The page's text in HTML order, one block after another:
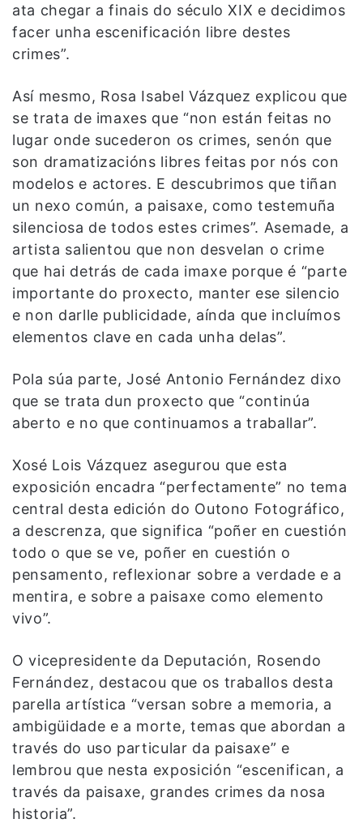
ata chegar a finais do século XIX e decidimos
facer unha escenificación libre destes
crimes”.
Así mesmo, Rosa Isabel Vázquez explicou que
se trata de imaxes que “non están feitas no
lugar onde sucederon os crimes, senón que
son dramatizacións libres feitas por nós con
modelos e actores. E descubrimos que tiñan
un nexo común, a paisaxe, como testemuña
silenciosa de todos estes crimes”. Asemade, a
artista salientou que non desvelan o crime
que hai detrás de cada imaxe porque é “parte
importante do proxecto, manter ese silencio
e non darlle publicidade, aínda que incluímos
elementos clave en cada unha delas”.
Pola súa parte, José Antonio Fernández dixo
que se trata dun proxecto que “continúa
aberto e no que continuamos a traballar”.
Xosé Lois Vázquez asegurou que esta
exposición encadra “perfectamente” no tema
central desta edición do Outono Fotográfico,
a descrenza, que significa “poñer en cuestión
todo o que se ve, poñer en cuestión o
pensamento, reflexionar sobre a verdade e a
mentira, e sobre a paisaxe como elemento
vivo”.
O vicepresidente da Deputación, Rosendo
Fernández, destacou que os traballos desta
parella artística “versan sobre a memoria, a
ambigüidade e a morte, temas que abordan a
través do uso particular da paisaxe” e
lembrou que nesta exposición “escenifican, a
través da paisaxe, grandes crimes da nosa
historia”.